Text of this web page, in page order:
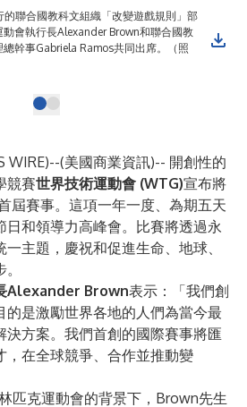
聯合國教科文組織「改變遊戲規則」部
會執行長Alexander Brown和聯合國教
幹事Gabriela Ramos共同出席。（照
WIRE)--(美國商業資訊)-- 開創性的
競賽世界技術運動會 (WTG)宣布將
屆賽事。這項一年一度、為期五天
日和領導力高峰會。比賽將透過永
主題，慶祝和促進生命、地球、
Alexander Brown表示：「我們創
的是激勵世界各地的人們為當今最
決方案。我們首創的國際賽事將匯
，在全球競爭、合作並推動變
匹克運動會的背景下，Brown先生